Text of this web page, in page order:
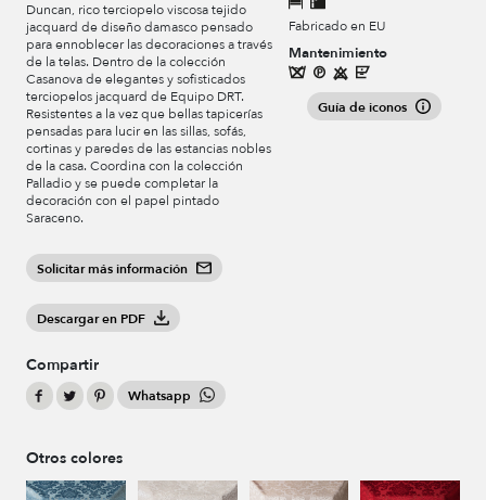
Duncan, rico terciopelo viscosa tejido
jacquard de diseño damasco pensado
para ennoblecer las decoraciones a través
de la telas. Dentro de la colección
Casanova de elegantes y sofisticados
terciopelos jacquard de Equipo DRT.
Resistentes a la vez que bellas tapicerías
pensadas para lucir en las sillas, sofás,
cortinas y paredes de las estancias nobles
de la casa. Coordina con la colección
Palladio y se puede completar la
decoración con el papel pintado
Saraceno.
Solicitar más información
Descargar en PDF
Compartir
Whatsapp
Fabricado en EU
Mantenimiento
Guía de iconos
Otros colores